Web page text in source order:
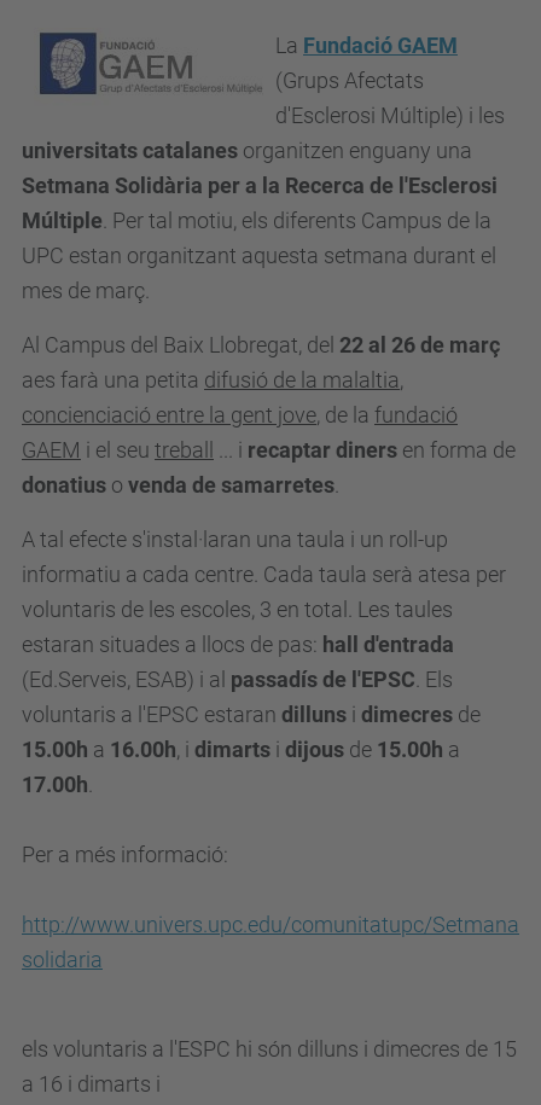
La Fundació GAEM
(Grups Afectats
d'Esclerosi Múltiple) i les
universitats catalanes organitzen enguany una
Setmana Solidària per a la Recerca de l'Esclerosi
Múltiple . Per tal motiu, els diferents Campus de la
UPC estan organitzant aquesta setmana durant el
mes de març.
Al Campus del Baix Llobregat, del 22 al 26 de març
aes farà una petita difusió de la malaltia,
concienciació entre la gent jove, de la fundació
GAEM i el seu treball ... i recaptar diners en forma de
donatius o venda de samarretes
A tal efecte s'instal·laran una taula i un roll-up
informatiu a cada centre. Cada taula serà atesa per
voluntaris de les escoles, 3 en total. Les taules
estaran situades a llocs de pas: hall d'entrada
(Ed.Serveis, ESAB) i al passadís de l'EPSC . Els
voluntaris a l'EPSC estaran dilluns i dimecres de
15.00h a 16.00h, i dimarts i dijous de 15.00h a
17.00h
Per a més informació:
http://www.univers.upc.edu/comunitatupc/Setmana
solidaria
els voluntaris a l'ESPC hi són dilluns i dimecres de 15
a 16 i dimarts i